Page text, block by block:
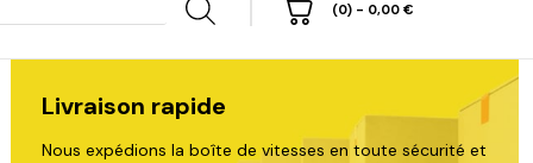
(0) - 0,00 €
Livraison rapide
Nous expédions la boîte de vitesses en toute sécurité et